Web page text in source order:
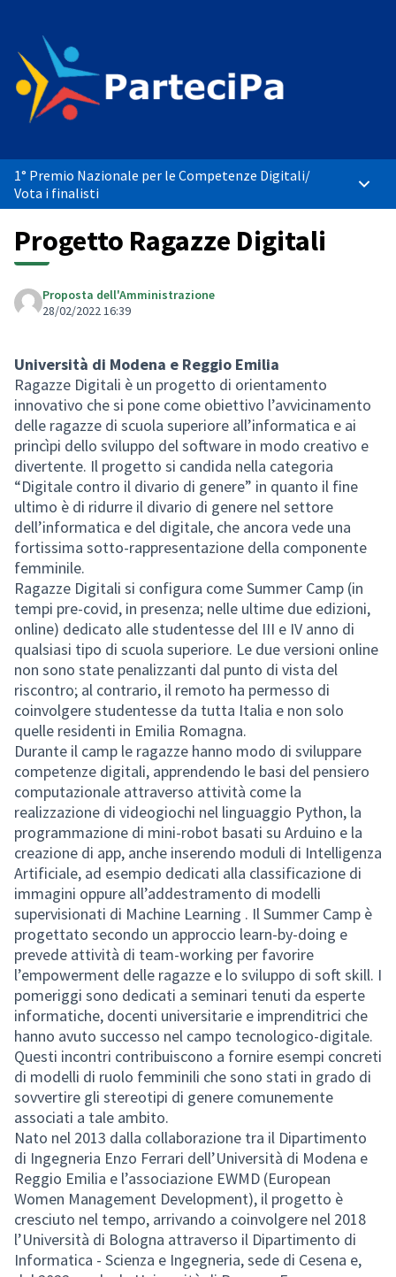
1° Premio Nazionale per le Competenze Digitali/
Vota i finalisti
Progetto Ragazze Digitali
Proposta dell'Amministrazione
28/02/2022 16:39
Università di Modena e Reggio Emilia
Ragazze Digitali è un progetto di orientamento
innovativo che si pone come obiettivo l’avvicinamento
delle ragazze di scuola superiore all’informatica e ai
princìpi dello sviluppo del software in modo creativo e
divertente. Il progetto si candida nella categoria
“Digitale contro il divario di genere” in quanto il fine
ultimo è di ridurre il divario di genere nel settore
dell’informatica e del digitale, che ancora vede una
fortissima sotto-rappresentazione della componente
femminile.
Ragazze Digitali si configura come Summer Camp (in
tempi pre-covid, in presenza; nelle ultime due edizioni,
online) dedicato alle studentesse del III e IV anno di
qualsiasi tipo di scuola superiore. Le due versioni online
non sono state penalizzanti dal punto di vista del
riscontro; al contrario, il remoto ha permesso di
coinvolgere studentesse da tutta Italia e non solo
quelle residenti in Emilia Romagna.
Durante il camp le ragazze hanno modo di sviluppare
competenze digitali, apprendendo le basi del pensiero
computazionale attraverso attività come la
realizzazione di videogiochi nel linguaggio Python, la
programmazione di mini-robot basati su Arduino e la
creazione di app, anche inserendo moduli di Intelligenza
Artificiale, ad esempio dedicati alla classificazione di
immagini oppure all’addestramento di modelli
supervisionati di Machine Learning . Il Summer Camp è
progettato secondo un approccio learn-by-doing e
prevede attività di team-working per favorire
l’empowerment delle ragazze e lo sviluppo di soft skill. I
pomeriggi sono dedicati a seminari tenuti da esperte
informatiche, docenti universitarie e imprenditrici che
hanno avuto successo nel campo tecnologico-digitale.
Questi incontri contribuiscono a fornire esempi concreti
di modelli di ruolo femminili che sono stati in grado di
sovvertire gli stereotipi di genere comunemente
associati a tale ambito.
Nato nel 2013 dalla collaborazione tra il Dipartimento
di Ingegneria Enzo Ferrari dell’Università di Modena e
Reggio Emilia e l’associazione EWMD (European
Women Management Development), il progetto è
cresciuto nel tempo, arrivando a coinvolgere nel 2018
l’Università di Bologna attraverso il Dipartimento di
Informatica - Scienza e Ingegneria, sede di Cesena e,